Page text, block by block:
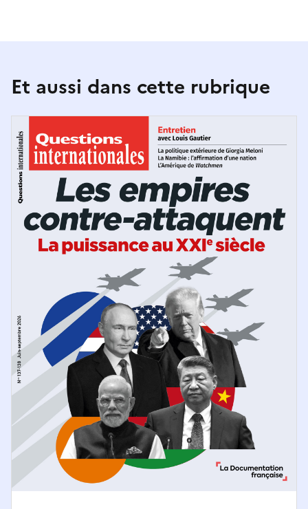
Et aussi dans cette rubrique